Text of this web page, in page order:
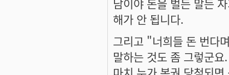
해가 안 됩니다.
그리고 "너희들 돈 번다
말하는 것도 좀 그렇군요.